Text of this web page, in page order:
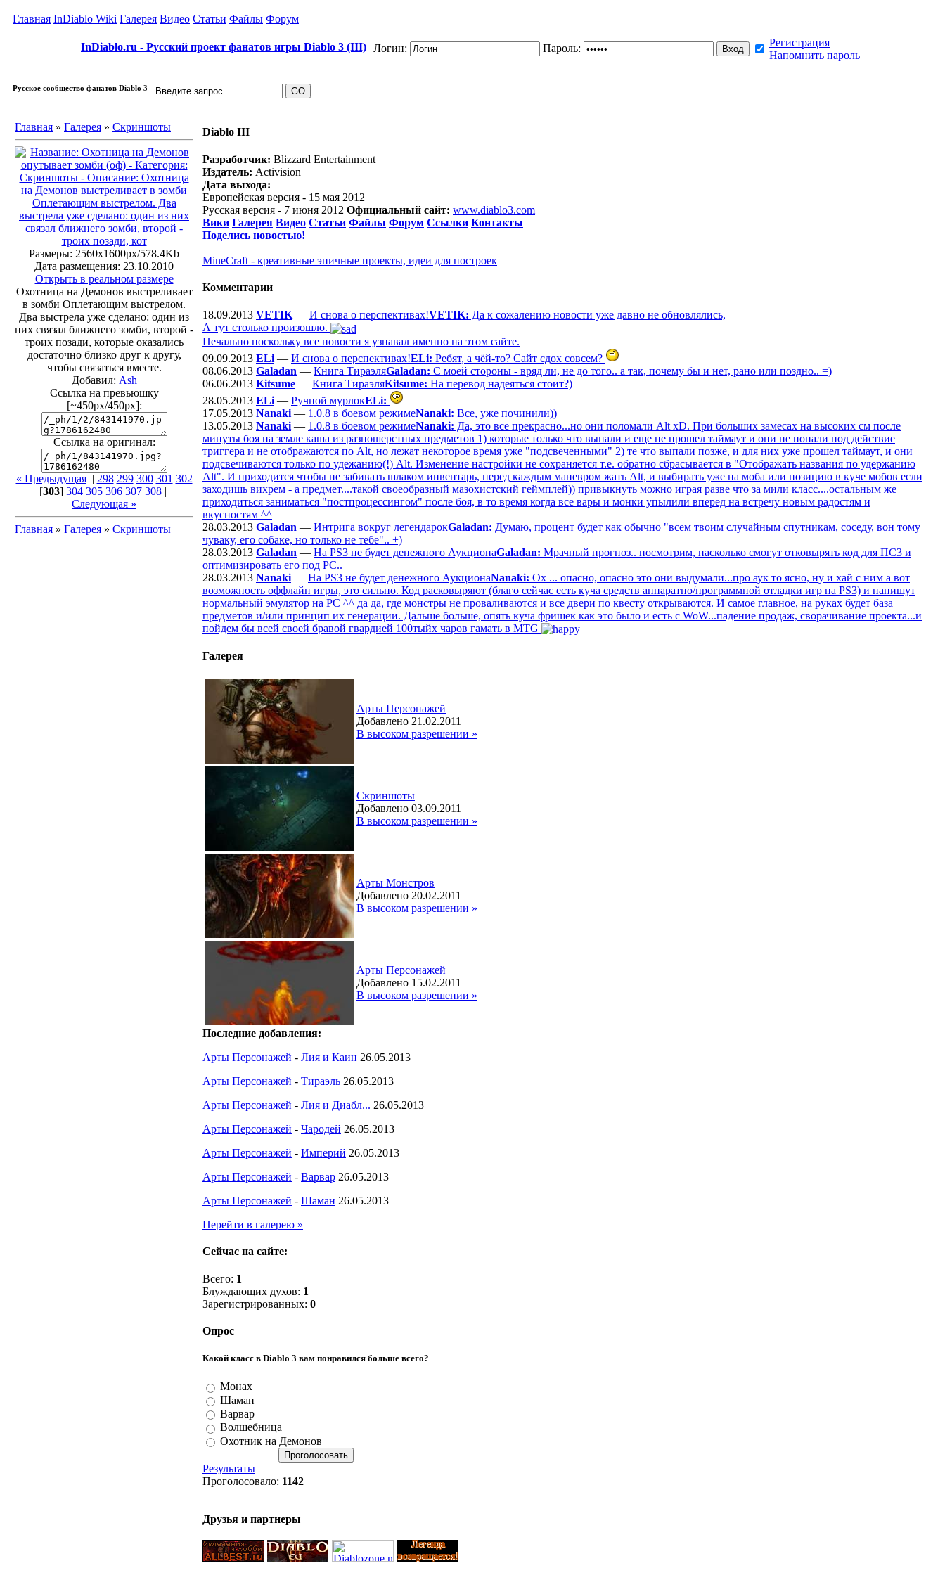
Главная InDiablo Wiki Галерея Видео Статьи Файлы Форум
InDiablo.ru - Русский проект фанатов игры Diablo 3 (III) Логин: Пароль:
Регистрация
Напомнить пароль
Русское сообщество фанатов Diablo 3
Главная » Галерея » Скриншоты
Размеры: 2560x1600px/578.4Kb
Дата размещения: 23.10.2010
Открыть в реальном размере
Охотница на Демонов выстреливает
в зомби Оплетающим выстрелом.
Два выстрела уже сделано: один из
них связал ближнего зомби, второй -
троих позади, которые оказались
достаточно близко друг к другу,
чтобы связаться вместе.
Добавил: Ash
Ссылка на превьюшку
[~450px/450px]:
Ссылка на оригинал:
« Предыдущая| 298 299 300 301 302
[303] 304 305 306 307 308|
Следующая »
Главная » Галерея » Скриншоты
Diablo III
Разработчик: Blizzard Entertainment
Издатель: Activision
Дата выхода:
Европейская версия - 15 мая 2012
Русская версия - 7 июня 2012 Официальный сайт: www.diablo3.com
Вики Галерея Видео Статьи Файлы Форум Ссылки Контакты
Поделись новостью!
MineCraft - креативные эпичные проекты, идеи для построек
Комментарии
18.09.2013 VETIK — И снова о перспективах!VETIK: Да к сожалению новости уже давно не обновлялись,
А тут столько произошло.
Печально поскольку все новости я узнавал именно на этом сайте.
09.09.2013 ELi — И снова о перспективах!ELi: Ребят, а чёй-то? Сайт сдох совсем?
08.06.2013 Galadan — Книга ТираэляGaladan: С моей стороны - вряд ли, не до того.. а так, почему бы и нет, рано или поздно.. =)
06.06.2013 Kitsume — Книга ТираэляKitsume: На перевод надеяться стоит?)
28.05.2013 ELi — Ручной мурлокELi:
17.05.2013 Nanaki — 1.0.8 в боевом режимеNanaki: Все, уже починили))
13.05.2013 Nanaki — 1.0.8 в боевом режимеNanaki: Да, это все прекрасно...но они поломали Alt xD. При больших замесах на высоких см после
минуты боя на земле каша из разношерстных предметов 1) которые только что выпали и еще не прошел таймаут и они не попали под действие
триггера и не отображаются по Alt, но лежат некоторое время уже "подсвеченными" 2) те что выпали позже, и для них уже прошел таймаут, и они
подсвечиваются только по удежанию(!) Alt. Изменение настройки не сохраняется т.е. обратно сбрасывается в "Отображать названия по удержанию
Alt". И приходится чтобы не забивать шлаком инвентарь, перед каждым маневром жать Alt, и выбирать уже на моба или позицию в куче мобов если
заходишь вихрем - а предмет....такой своеобразный мазохистский геймплей)) привыкнуть можно играя разве что за мили класс....остальным же
приходиться заниматься "постпроцессингом" после боя, в то время когда все вары и монки упылили вперед на встречу новым радостям и
вкусностям ^^
28.03.2013 Galadan — Интрига вокруг легендарокGaladan: Думаю, процент будет как обычно "всем твоим случайным спутникам, соседу, вон тому
чуваку, его собаке, но только не тебе".. +)
28.03.2013 Galadan — На PS3 не будет денежного АукционаGaladan: Мрачный прогноз.. посмотрим, насколько смогут отковырять код для ПС3 и
оптимизировать его под РС..
28.03.2013 Nanaki — На PS3 не будет денежного АукционаNanaki: Ох ... опасно, опасно это они выдумали...про аук то ясно, ну и хай с ним а вот
возможность оффлайн игры, это сильно. Код расковыряют (благо сейчас есть куча средств аппаратно/программной отладки игр на PS3) и напишут
нормальный эмулятор на PC ^^ да да, где монстры не проваливаются и все двери по квесту открываются. И самое главное, на руках будет база
предметов и/или принцип их генерации. Дальше больше, опять куча фришек как это было и есть с WoW...падение продаж, сворачивание проекта...и
пойдем бы всей своей бравой гвардией 100тыйх чаров гамать в MTG
Галерея
Арты Персонажей
Добавлено 21.02.2011
В высоком разрешении »
Скриншоты
Добавлено 03.09.2011
В высоком разрешении »
Арты Монстров
Добавлено 20.02.2011
В высоком разрешении »
Арты Персонажей
Добавлено 15.02.2011
В высоком разрешении »
Последние добавления:
Арты Персонажей - Лия и Каин 26.05.2013
Арты Персонажей - Тираэль 26.05.2013
Арты Персонажей - Лия и Диабл... 26.05.2013
Арты Персонажей - Чародей 26.05.2013
Арты Персонажей - Империй 26.05.2013
Арты Персонажей - Варвар 26.05.2013
Арты Персонажей - Шаман 26.05.2013
Перейти в галерею »
Сейчас на сайте:
Всего: 1
Блуждающих духов: 1
Зарегистрированных: 0
Опрос
Какой класс в Diablo 3 вам понравился больше всего?
Монах
Шаман
Варвар
Волшебница
Охотник на Демонов
Результаты
Проголосовало: 1142
Друзья и партнеры